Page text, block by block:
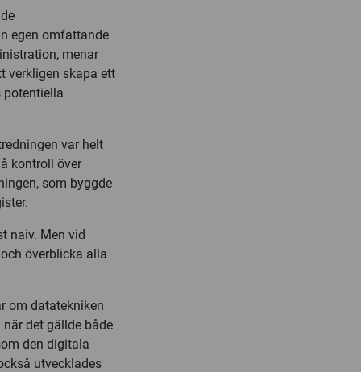
egen omfattande
menar
verkligen skapa ett
potentiella
var helt
kontroll över
som byggde
naiv. Men vid
överblicka alla
om datatekniken
det gällde både
den digitala
utvecklades